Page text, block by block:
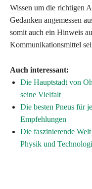
Wissen um die richtigen
Gedanken angemessen
somit auch ein Hinweis
Kommunikationsmittel
Auch interessant:
Die Hauptstadt von
seine Vielfalt
Die besten Pneus für
Empfehlungen
Die faszinierende
Physik und